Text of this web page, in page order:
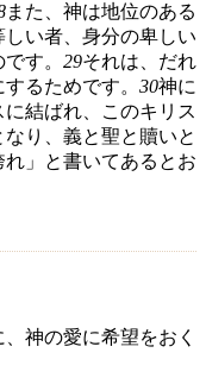
また、神は地位のある
い者、身分の卑しい
す。 29それは、だれ
るためです。 30神に
結ばれ、このキリス
り、義と聖と贖いと
れ」と書いてあるとお
神の愛に希望をおく